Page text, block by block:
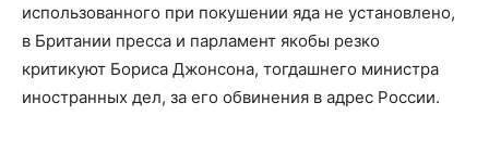
использованного при покушении яда не установлено,
в Британии пресса и парламент якобы резко
критикуют Бориса Джонсона, тогдашнего министра
иностранных дел, за его обвинения в адрес России.